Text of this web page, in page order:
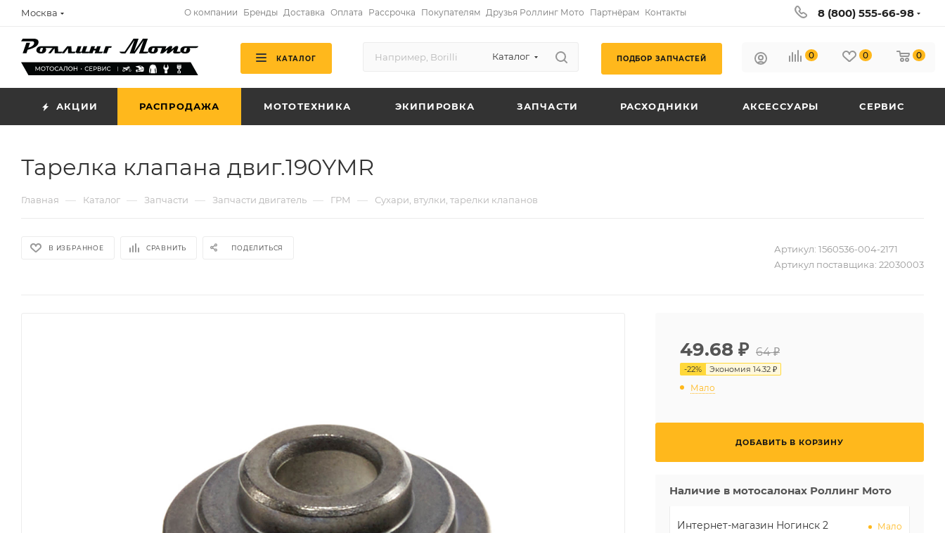
Москва О компании Бренды Доставка Оплата Рассрочка Покупателям Друзья Роллинг Мото Партнёрам Контакты 8 (800) 555-66-98
КАТАЛОГ Каталог ПОДБОР ЗАПЧАСТЕЙ 0 0 0
АКЦИИ РАСПРОДАЖА МОТОТЕХНИКА ЭКИПИРОВКА ЗАПЧАСТИ РАСХОДНИКИ АКСЕССУАРЫ СЕРВИС
Тарелка клапана двиг.190YMR
Главная — Каталог — Запчасти — Запчасти двигатель — ГРМ — Сухари, втулки, тарелки клапанов
В ИЗБРАННОЕ СРАВНИТЬ ПОДЕЛИТЬСЯ Артикул: 1560536-004-2171
Артикул поставщика: 22030003
49.68 ₽ 64 ₽
-22% Экономия 14.32 ₽
Мало
ДОБАВИТЬ В КОРЗИНУ
Наличие в мотосалонах Роллинг Мото
Интернет-магазин Ногинск 2 Мало